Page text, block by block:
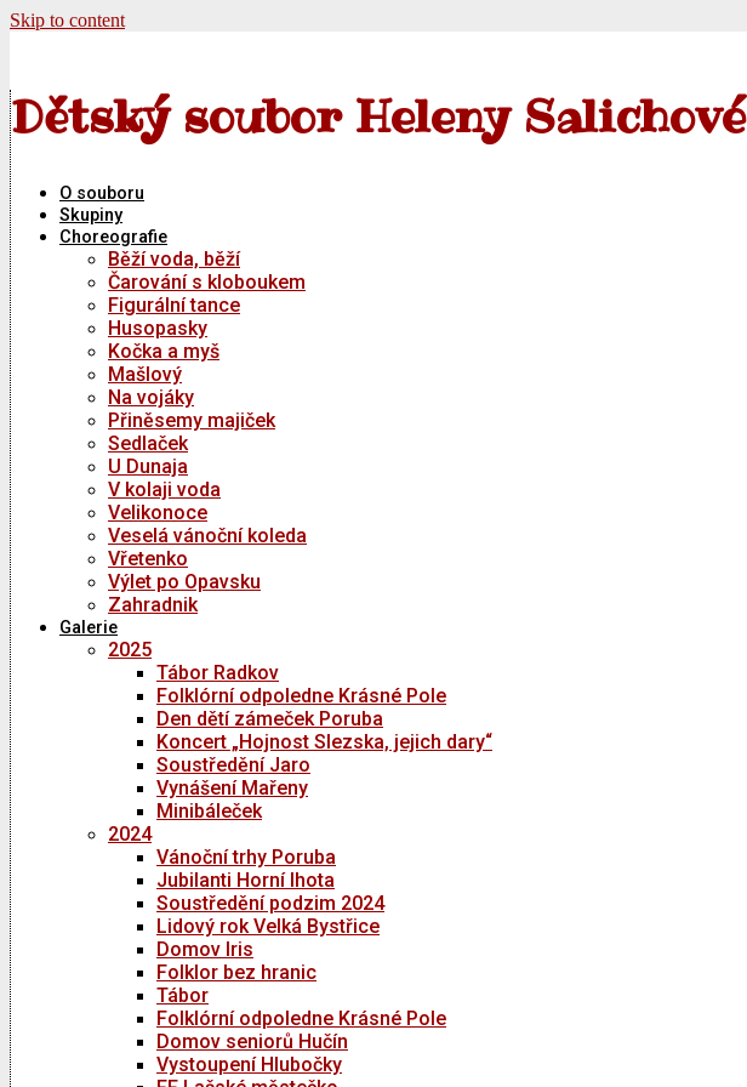
Skip to content
Dětský soubor Heleny Salichové
O souboru
Skupiny
Choreografie
Běží voda, běží
Čarování s kloboukem
Figurální tance
Husopasky
Kočka a myš
Mašlový
Na vojáky
Přiněsemy majiček
Sedlaček
U Dunaja
V kolaji voda
Velikonoce
Veselá vánoční koleda
Vřetenko
Výlet po Opavsku
Zahradnik
Galerie
2025
Tábor Radkov
Folklórní odpoledne Krásné Pole
Den dětí zámeček Poruba
Koncert „Hojnost Slezska, jejich dary“
Soustředění Jaro
Vynášení Mařeny
Minibáleček
2024
Vánoční trhy Poruba
Jubilanti Horní lhota
Soustředění podzim 2024
Lidový rok Velká Bystřice
Domov Iris
Folklor bez hranic
Tábor
Folklórní odpoledne Krásné Pole
Domov seniorů Hučín
Vystoupení Hlubočky